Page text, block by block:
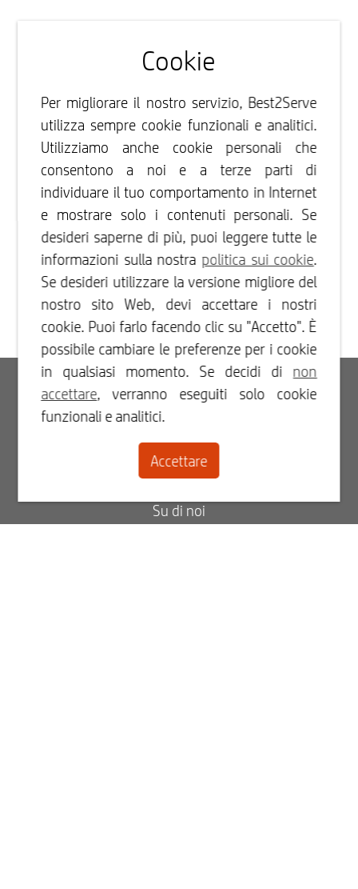
Accesso
Contatti
Su di noi
Cookie
Per migliorare il nostro servizio, Best2Serve
utilizza sempre cookie funzionali e analitici.
Utilizziamo anche cookie personali che
consentono a noi e a terze parti di
individuare il tuo comportamento in Internet
e mostrare solo i contenuti personali. Se
desideri saperne di più, puoi leggere tutte le
informazioni sulla nostra politica sui cookie.
Se desideri utilizzare la versione migliore del
nostro sito Web, devi accettare i nostri
cookie. Puoi farlo facendo clic su "Accetto". È
possibile cambiare le preferenze per i cookie
in qualsiasi momento. Se decidi di non
accettare, verranno eseguiti solo cookie
funzionali e analitici.
Accettare